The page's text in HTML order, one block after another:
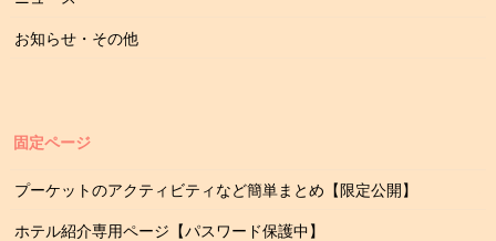
お知らせ・その他
固定ページ
プーケットのアクティビティなど簡単まとめ【限定公開】
ホテル紹介専用ページ【パスワード保護中】